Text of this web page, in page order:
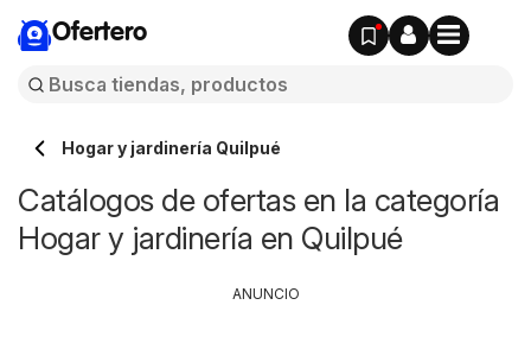
Ofertero
Hogar y jardinería Quilpué
Catálogos de ofertas en la categoría
Hogar y jardinería en Quilpué
ANUNCIO